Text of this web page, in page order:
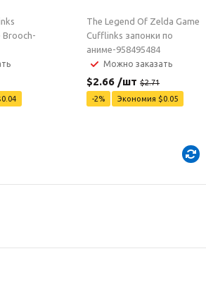
Brooch-
0.04
The Legend Of Zelda Game
Cufflinks запонки по
аниме-958495484
Можно заказать
$2.66 /шт $2.71
-2% Экономия $0.05